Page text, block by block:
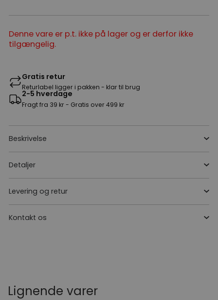
Denne vare er p.t. ikke på lager og er derfor ikke
tilgængelig.
Gratis retur
Returlabel ligger i pakken - klar til brug
2-5 hverdage
Fragt fra 39 kr - Gratis over 499 kr
Beskrivelse
Detaljer
Levering og retur
Kontakt os
Lignende varer